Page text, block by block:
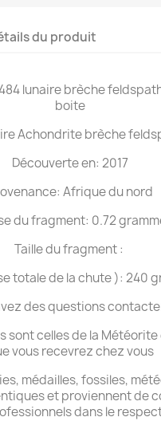
du produit
lunaire brèche
boite
Achondrite brèche
Découverte en: 2017
Afrique du nord
du fragment: 0.72
Taille du fragment :
totale de la chute ): 240
des questions
sont celles de la
vous recevrez chez vous
médailles, fossiles,
et proviennent de
dans le